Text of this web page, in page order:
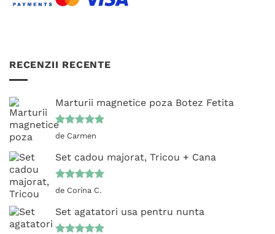
RECENZII RECENTE
Marturii magnetice poza Botez Fetita
Evaluat la
de Carmen
Set cadou majorat, Tricou + Cana
Evaluat la
de Corina C.
Set agatatori usa pentru nunta